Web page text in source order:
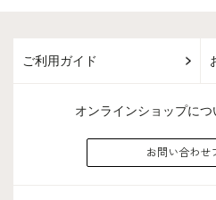
ご利用ガイド
オンラインショップに
お問い合わせ